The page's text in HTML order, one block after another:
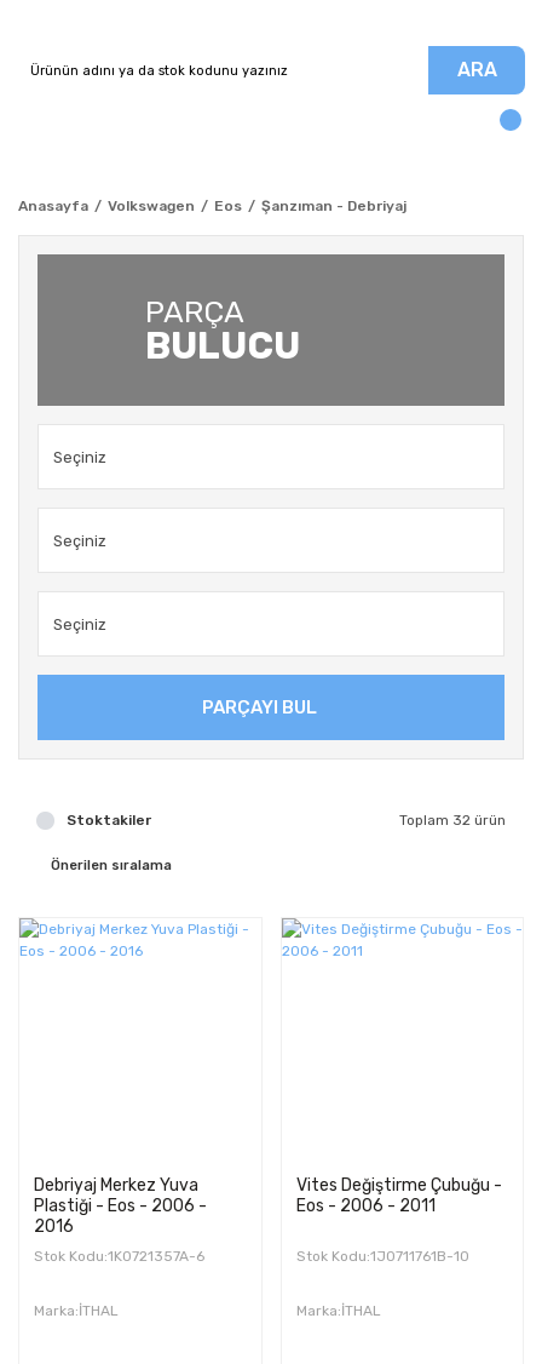
ARA
Anasayfa Volkswagen Eos Şanzıman - Debriyaj
PARÇA
BULUCU
PARÇAYI BUL
Stoktakiler Toplam 32 ürün
Debriyaj Merkez Yuva
Plastiği - Eos - 2006 -
2016
Stok Kodu:1K0721357A-6
Marka:İTHAL
Vites Değiştirme Çubuğu -
Eos - 2006 - 2011
Stok Kodu:1J0711761B-10
Marka:İTHAL